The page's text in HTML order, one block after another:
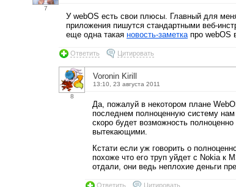
7
У webOS есть свои плюсы. Главный для
приложения пишутся стандартными веб-
еще одна такая новость-заметка про webOS
Ответить Цитировать
8
Voronin Kirill
13:10, 23 августа 2011
Да, пожалуй в некотором плане
последнем полноценную систему
скоро будет возможность
вытекающими.
Кстати если уж говорить о
похоже что его труп уйдет с Nokia к
отдали, они ведь неплохие деньги
Ответить Цитировать